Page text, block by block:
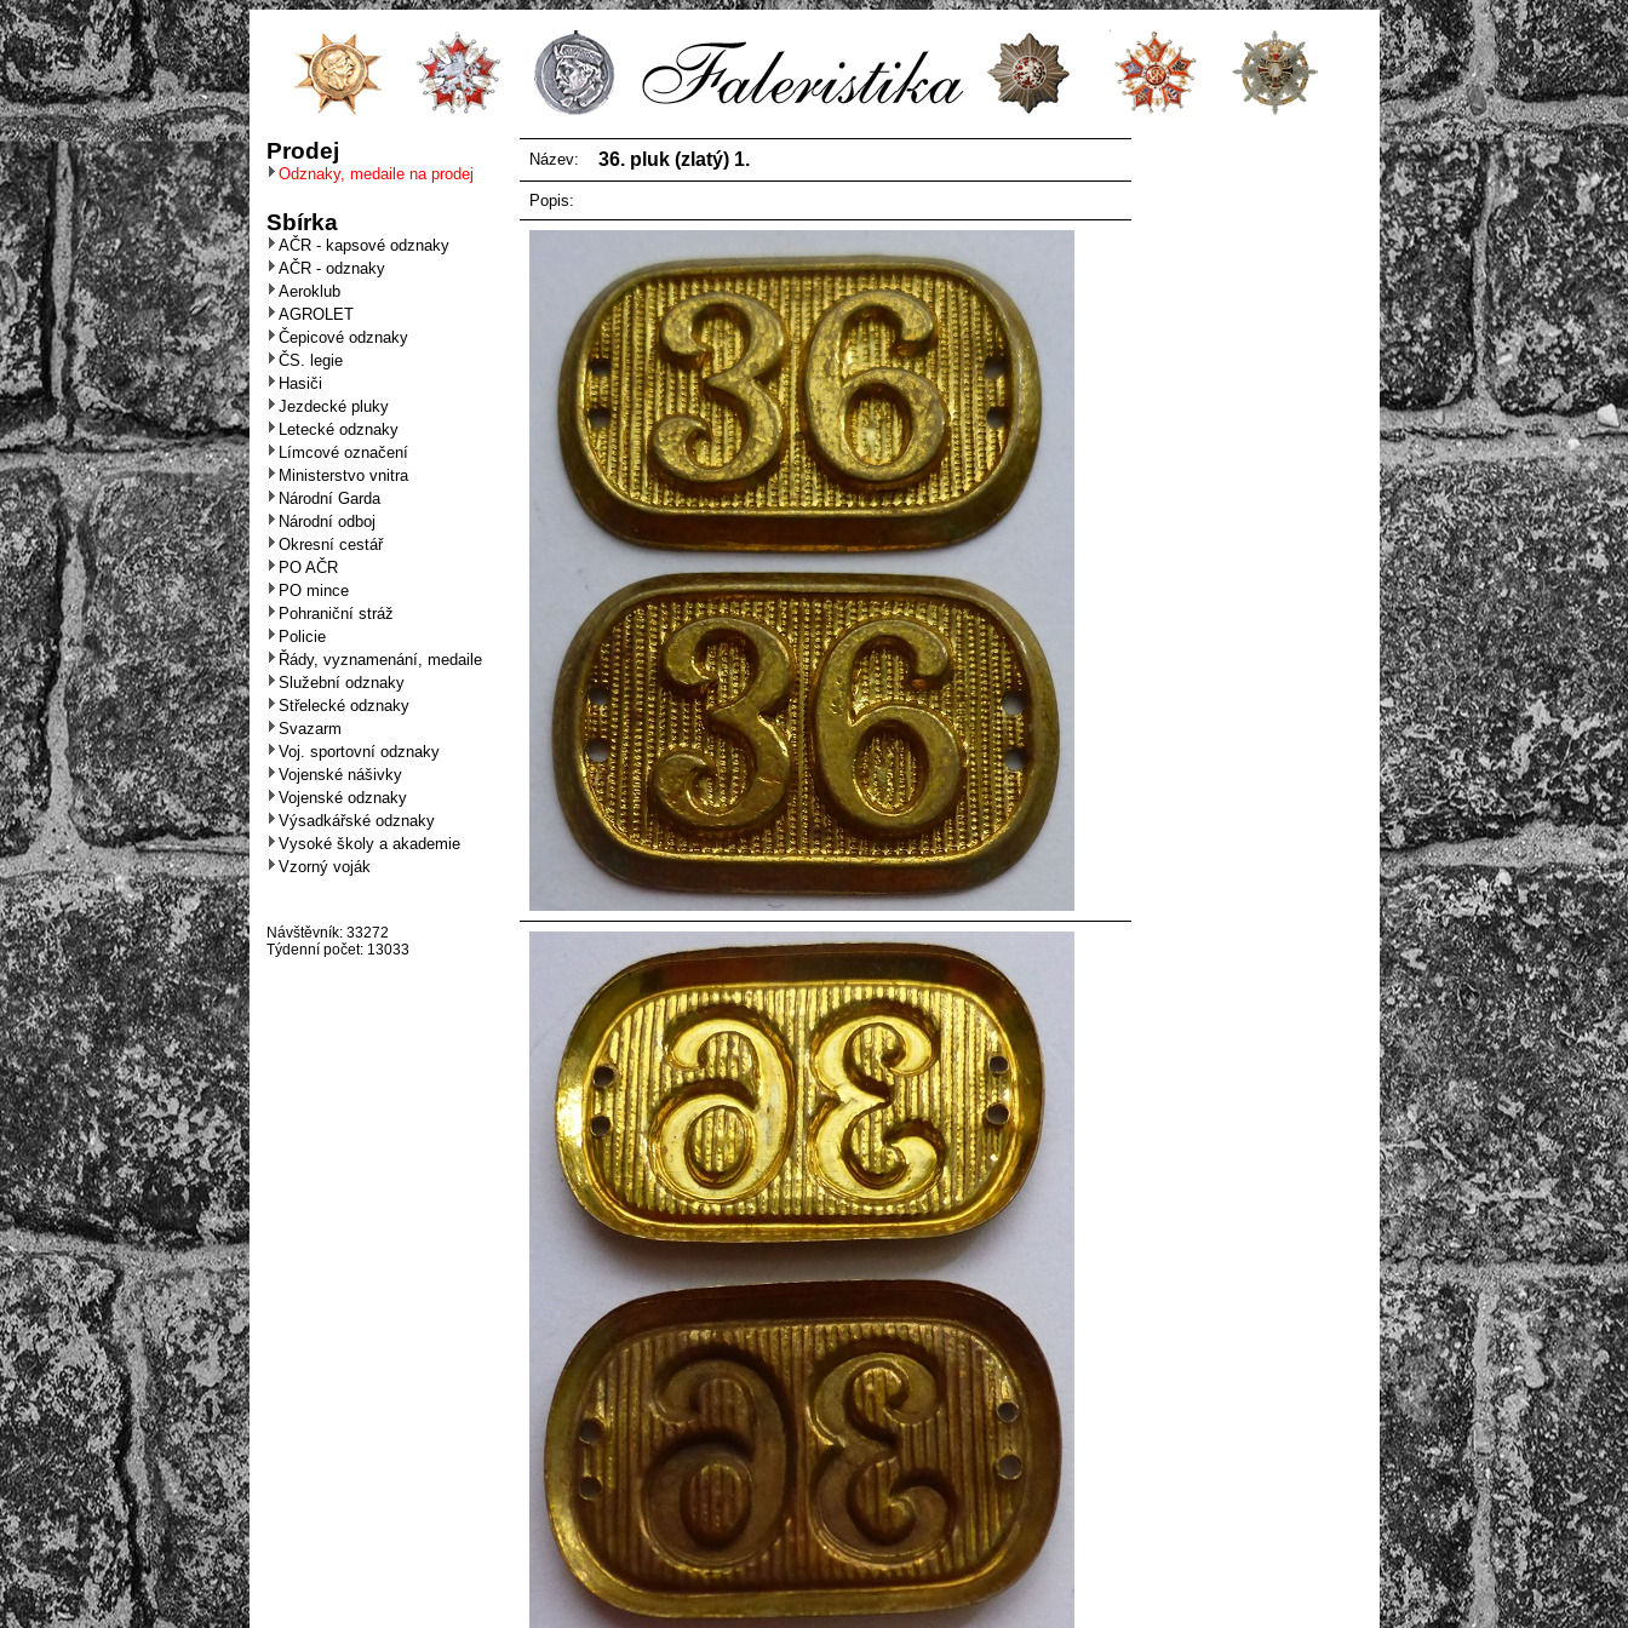
Prodej
Odznaky, medaile na prodej
Sbírka
AČR - kapsové odznaky
AČR - odznaky
Aeroklub
AGROLET
Čepicové odznaky
ČS. legie
Hasiči
Jezdecké pluky
Letecké odznaky
Límcové označení
Ministerstvo vnitra
Národní Garda
Národní odboj
Okresní cestář
PO AČR
PO mince
Pohraniční stráž
Policie
Řády, vyznamenání, medaile
Služební odznaky
Střelecké odznaky
Svazarm
Voj. sportovní odznaky
Vojenské nášivky
Vojenské odznaky
Výsadkářské odznaky
Vysoké školy a akademie
Vzorný voják
Návštěvník: 33272
Týdenní počet: 13033
Název: 36. pluk (zlatý) 1.
Popis: